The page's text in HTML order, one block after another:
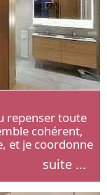
repenser toute
cohérent,
et je coordonne
suite ...